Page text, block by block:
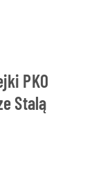
PKO
Stalą